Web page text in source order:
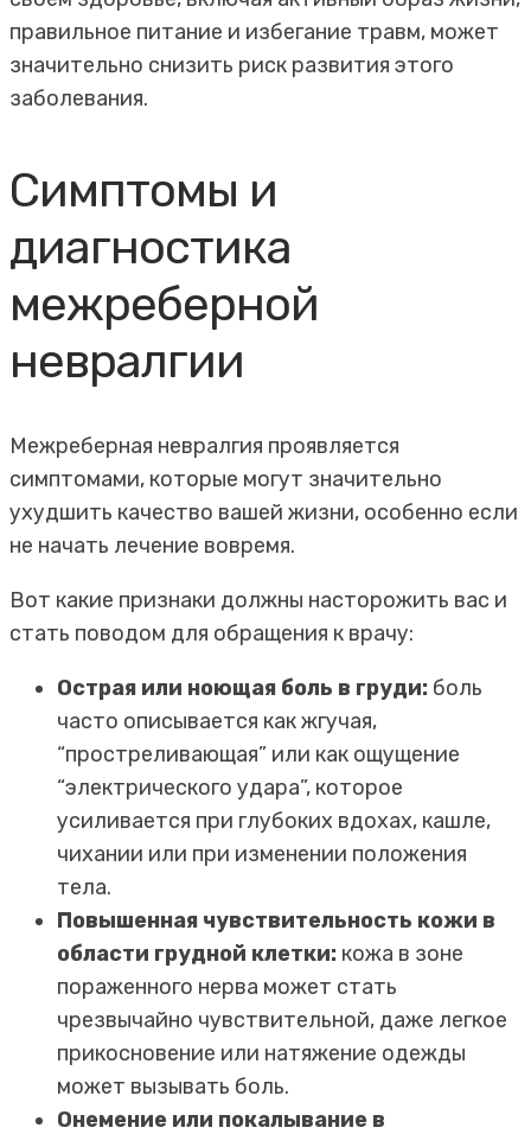
правильное питание и избегание травм, может
значительно снизить риск развития этого
заболевания.
Симптомы и
диагностика
межреберной
невралгии
Межреберная невралгия проявляется
симптомами, которые могут значительно
ухудшить качество вашей жизни, особенно если
не начать лечение вовремя.
Вот какие признаки должны насторожить вас и
стать поводом для обращения к врачу:
Острая или ноющая боль в груди: боль
часто описывается как жгучая,
“простреливающая” или как ощущение
“электрического удара”, которое
усиливается при глубоких вдохах, кашле,
чихании или при изменении положения
тела.
Повышенная чувствительность кожи в
области грудной клетки: кожа в зоне
пораженного нерва может стать
чрезвычайно чувствительной, даже легкое
прикосновение или натяжение одежды
может вызывать боль.
Онемение или покалывание в